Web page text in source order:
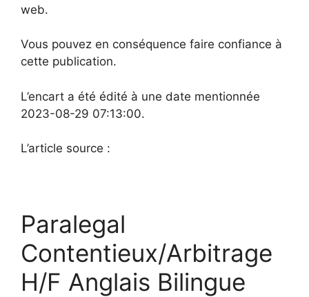
web.
Vous pouvez en conséquence faire confiance à
cette publication.
L’encart a été édité à une date mentionnée
2023-08-29 07:13:00.
L’article source :
Paralegal
Contentieux/Arbitrage
H/F Anglais Bilingue